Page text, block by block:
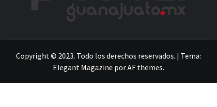
Copyright © 2023. Todo los derechos reservados. | Tema:
Elegant Magazine porAF themes.